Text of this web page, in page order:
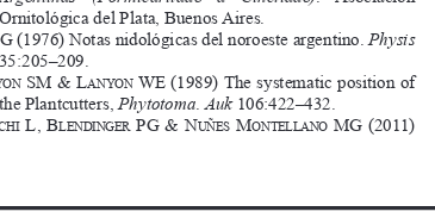
Ornitológica del Plata, Buenos Aires.
(1976) Notas nidológicas del noroeste argentino. Physis
35:205–209.
o n sM & l A n y o n WE (1989) The systematic position of
the Plantcutters, Phytotoma Auk 106:422–432.
H i
  l,  B
l e n D i n g e r
  Pg  &
n u ñ e s Mo n t e l l A n o
  Mg
  (2011)